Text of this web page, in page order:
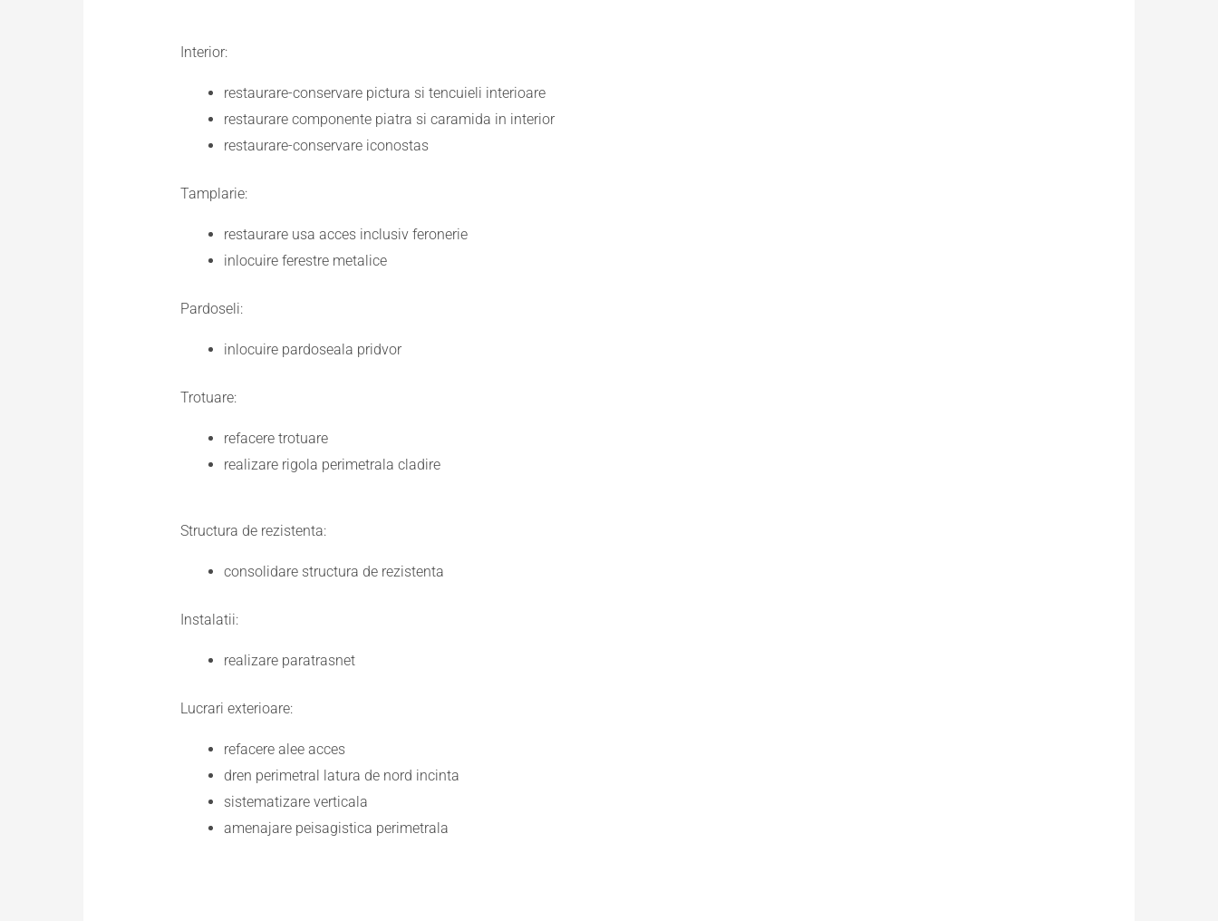
Interior:
restaurare-conservare pictura si tencuieli interioare
restaurare componente piatra si caramida in interior
restaurare-conservare iconostas
Tamplarie:
restaurare usa acces inclusiv feronerie
inlocuire ferestre metalice
Pardoseli:
inlocuire pardoseala pridvor
Trotuare:
refacere trotuare
realizare rigola perimetrala cladire
Structura de rezistenta:
consolidare structura de rezistenta
Instalatii:
realizare paratrasnet
Lucrari exterioare:
refacere alee acces
dren perimetral latura de nord incinta
sistematizare verticala
amenajare peisagistica perimetrala